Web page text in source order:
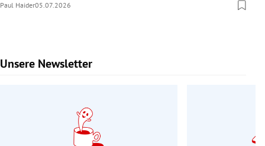
Paul Haider05.07.2026
Unsere Newsletter
Slide 1 von 9